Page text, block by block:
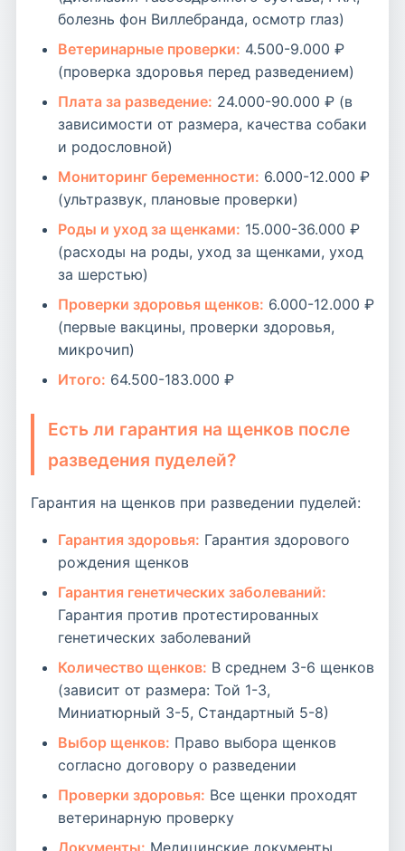
болезнь фон Виллебранда, осмотр глаз)
Ветеринарные проверки: 4.500-9.000 ₽
(проверка здоровья перед разведением)
Плата за разведение: 24.000-90.000 ₽ (в
зависимости от размера, качества собаки
и родословной)
Мониторинг беременности: 6.000-12.000 ₽
(ультразвук, плановые проверки)
Роды и уход за щенками: 15.000-36.000 ₽
(расходы на роды, уход за щенками, уход
за шерстью)
Проверки здоровья щенков: 6.000-12.000 ₽
(первые вакцины, проверки здоровья,
микрочип)
Итого: 64.500-183.000 ₽
Есть ли гарантия на щенков после
разведения пуделей?
Гарантия на щенков при разведении пуделей:
Гарантия здоровья: Гарантия здорового
рождения щенков
Гарантия генетических заболеваний:
Гарантия против протестированных
генетических заболеваний
Количество щенков: В среднем 3-6 щенков
(зависит от размера: Той 1-3,
Миниатюрный 3-5, Стандартный 5-8)
Выбор щенков: Право выбора щенков
согласно договору о разведении
Проверки здоровья: Все щенки проходят
ветеринарную проверку
Документы: Медицинские документы,